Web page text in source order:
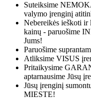
Suteiksime
valymo įrenginį
Nebereikės ieškoti
kainų - paruošime
Jums!
Paruošime
Atliksime VISUS
Pritaikysime
aptarnausime Jūsų
Jūsų įrenginį
MIESTE!